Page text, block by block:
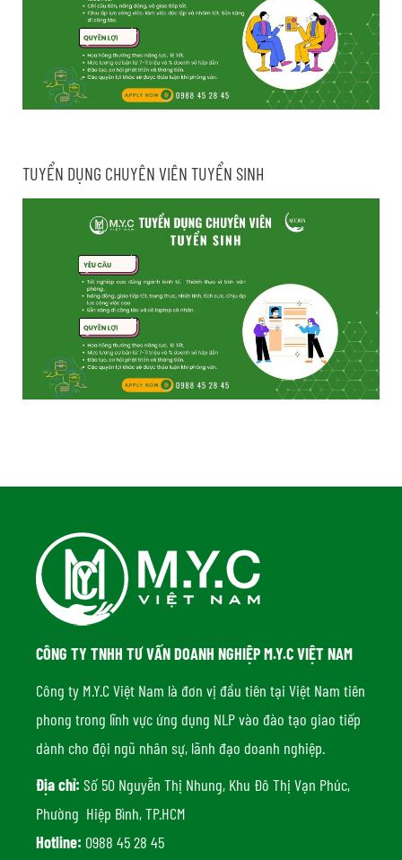
TUYỂN DỤNG CHUYÊN VIÊN TUYỂN SINH
CÔNG TY TNHH TƯ VẤN DOANH NGHIỆP M.Y.C VIỆT NAM
Công ty M.Y.C Việt Nam là đơn vị đầu tiên tại Việt Nam tiên
phong trong lĩnh vực ứng dụng NLP vào đào tạo giao tiếp
dành cho đội ngũ nhân sự, lãnh đạo doanh nghiệp.
Địa chỉ: Số 50 Nguyễn Thị Nhung, Khu Đô Thị Vạn Phúc,
Phường Hiệp Bình, TP.HCM
Hotline: 0988 45 28 45